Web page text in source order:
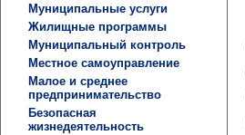
Муниципальные услуги
Жилищные программы
Муниципальный контроль
Местное самоуправление
Малое и среднее
предпринимательство
Безопасная
жизнедеятельность